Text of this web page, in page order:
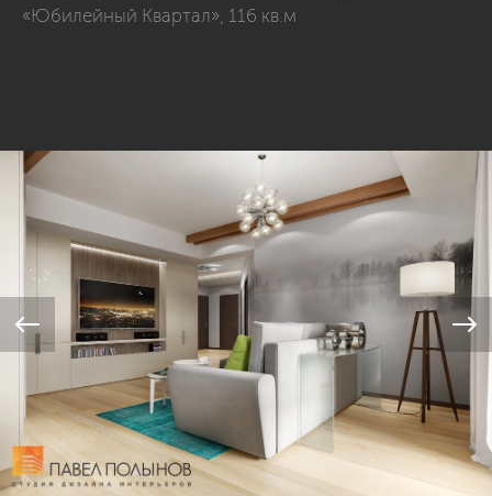
«Юбилейный Квартал», 116 кв.м